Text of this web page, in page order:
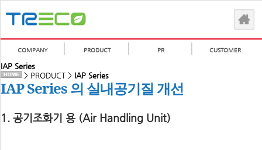
COMPANY PRODUCT PR CUSTOMER
IAP Series
> PRODUCT > IAP Series
IAP Series 의 실내공기질 개선
1. 공기조화기 용 (Air Handling Unit)